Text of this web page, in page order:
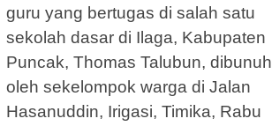
guru yang bertugas di salah satu
sekolah dasar di Ilaga, Kabupaten
Puncak, Thomas Talubun, dibunuh
oleh sekelompok warga di Jalan
Hasanuddin, Irigasi, Timika, Rabu